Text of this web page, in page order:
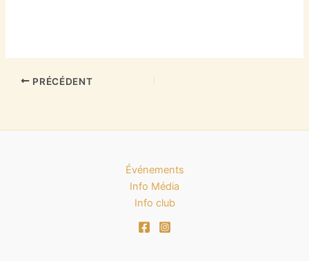
PRÉCÉDENT
Événements
Info Média
Info club